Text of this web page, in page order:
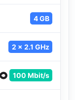
4 GB
2 x 2.1 GHz
100 Mbit/s